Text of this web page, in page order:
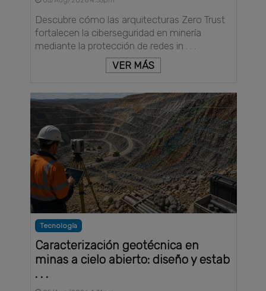
Descubre cómo las arquitecturas Zero Trust
fortalecen la ciberseguridad en minería
mediante la protección de redes in . . .
VER MÁS
Tecnología
Caracterización geotécnica en
minas a cielo abierto: diseño y estab
. . .